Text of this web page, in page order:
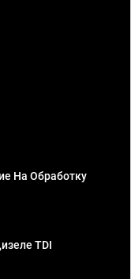
На Обработку
TDI